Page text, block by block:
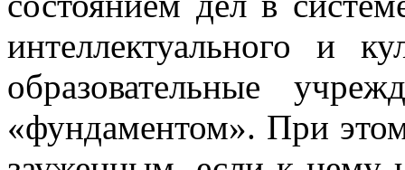
интеллектуального и
образовательные
«фундаментом». При